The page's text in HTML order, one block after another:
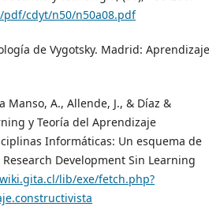
cdyt/n50/n50a08.pdf
de Vygotsky. Madrid: Aprendizaje
Manso, A., Allende, J., & Díaz &
y Teoría del Aprendizaje
Informáticas: Un esquema de
Development Sin Learning
lib/exe/fetch.php?